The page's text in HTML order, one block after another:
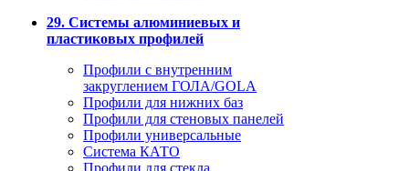
29. Системы алюминиевых и
пластиковых профилей
Профили с внутренним
закруглением ГОЛА/GOLA
Профили для нижних баз
Профили для стеновых панелей
Профили универсальные
Система КАТО
Профили для стекла